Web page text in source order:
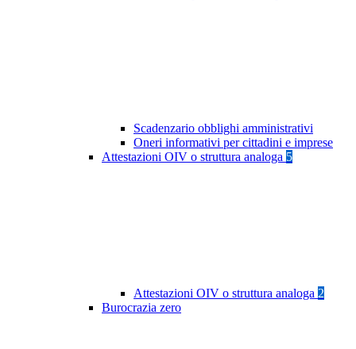
Scadenzario obblighi amministrativi
Oneri informativi per cittadini e imprese
Attestazioni OIV o struttura analoga 5
Attestazioni OIV o struttura analoga 2
Burocrazia zero